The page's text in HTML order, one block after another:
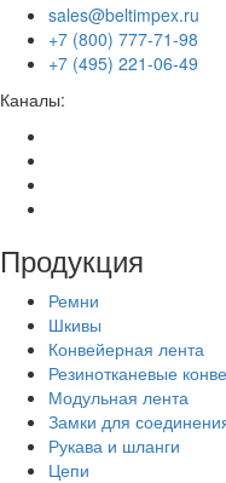
sales@beltimpex.ru
+7 (800) 777-71-98
+7 (495) 221-06-49
Каналы:
Продукция
Ремни
Шкивы
Конвейерная лента
Резинотканевые
Модульная лента
Замки для
Рукава и шланги
Цепи